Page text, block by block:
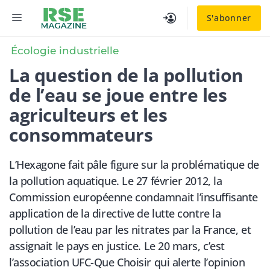
S'abonner
MENU
Écologie industrielle
La question de la pollution
de l’eau se joue entre les
agriculteurs et les
consommateurs
L’Hexagone fait pâle figure sur la problématique de
la pollution aquatique. Le 27 février 2012, la
Commission européenne condamnait l’insuffisante
application de la directive de lutte contre la
pollution de l’eau par les nitrates par la France, et
assignait le pays en justice. Le 20 mars, c’est
l’association UFC-Que Choisir qui alerte l’opinion